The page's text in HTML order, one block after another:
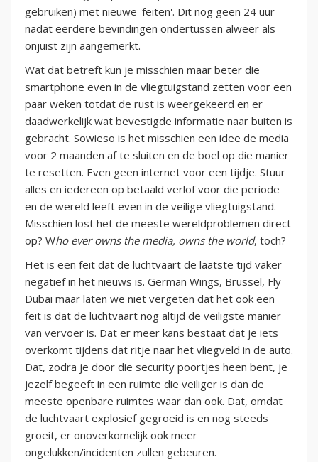
gebruiken) met nieuwe 'feiten'. Dit nog geen 24 uur
nadat eerdere bevindingen ondertussen alweer als
onjuist zijn aangemerkt.
Wat dat betreft kun je misschien maar beter die
smartphone even in de vliegtuigstand zetten voor een
paar weken totdat de rust is weergekeerd en er
daadwerkelijk wat bevestigde informatie naar buiten is
gebracht. Sowieso is het misschien een idee de media
voor 2 maanden af te sluiten en de boel op die manier
te resetten. Even geen internet voor een tijdje. Stuur
alles en iedereen op betaald verlof voor die periode
en de wereld leeft even in de veilige vliegtuigstand.
Misschien lost het de meeste wereldproblemen direct
op? Who ever owns the media, owns the world, toch?
Het is een feit dat de luchtvaart de laatste tijd vaker
negatief in het nieuws is. German Wings, Brussel, Fly
Dubai maar laten we niet vergeten dat het ook een
feit is dat de luchtvaart nog altijd de veiligste manier
van vervoer is. Dat er meer kans bestaat dat je iets
overkomt tijdens dat ritje naar het vliegveld in de auto.
Dat, zodra je door die security poortjes heen bent, je
jezelf begeeft in een ruimte die veiliger is dan de
meeste openbare ruimtes waar dan ook. Dat, omdat
de luchtvaart explosief gegroeid is en nog steeds
groeit, er onoverkomelijk ook meer
ongelukken/incidenten zullen gebeuren.